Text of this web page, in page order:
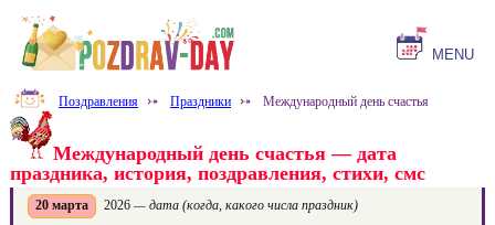
MENU
Поздравления ⤐ Праздники ⤐ Международный день счастья
Международный день счастья — дата
праздника, история, поздравления, стихи, смс
20 марта 2026 — дата (когда, какого числа праздник)